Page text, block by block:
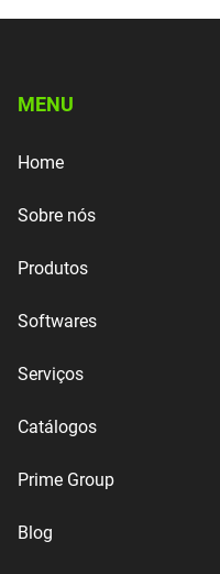
MENU
Home
Sobre nós
Produtos
Softwares
Serviços
Catálogos
Prime Group
Blog